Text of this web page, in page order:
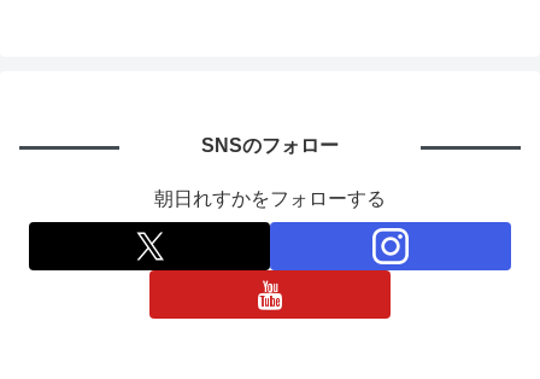
SNSのフォロー
朝日れすかをフォローする